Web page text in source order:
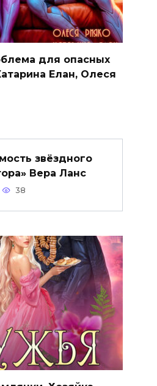
для опасных
Елан, Олеся
звёздного
Вера Ланс
38